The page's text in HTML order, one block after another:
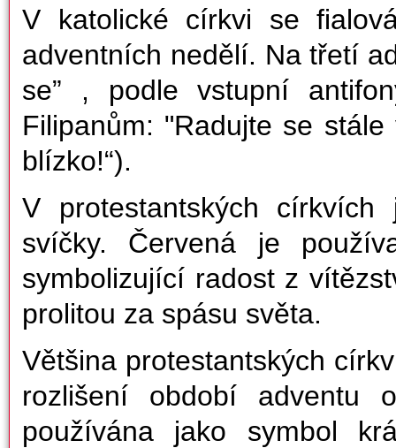
V katolické církvi se
adventních nedělí. Na třetí
se” , podle vstupní
Filipanům: "Radujte se
blízko!“).
V protestantských
svíčky. Červená je
symbolizující radost z
prolitou za spásu světa.
Většina protestantských
rozlišení období adventu
používána jako symbol